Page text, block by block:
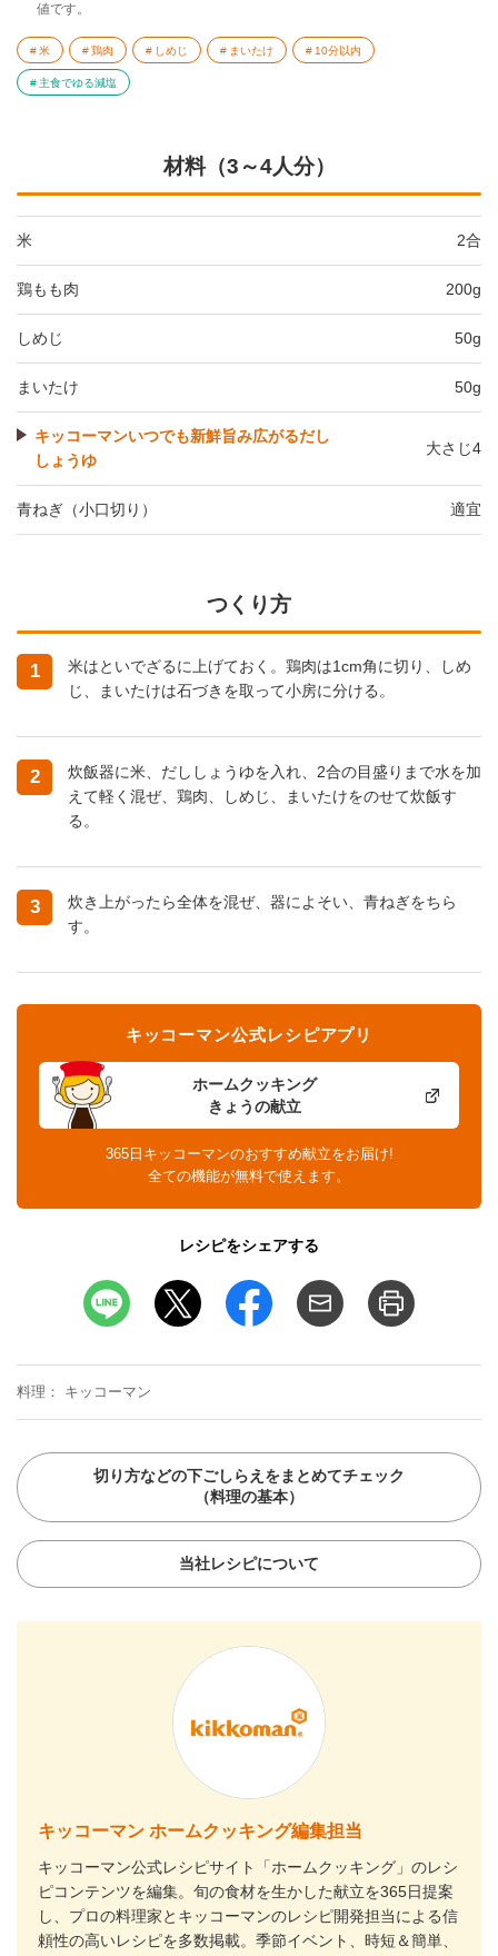
値です。
米 鶏肉 しめじ まいたけ 10分以内
主食でゆる減塩
材料（3～4人分）
米 2合
鶏もも肉 200g
しめじ 50g
まいたけ 50g
キッコーマンいつでも新鮮旨み広がるだし
しょうゆ
大さじ4
青ねぎ（小口切り） 適宜
つくり方
1
米はといでざるに上げておく。鶏肉は1cm角に切り、しめ
じ、まいたけは石づきを取って小房に分ける。
2
炊飯器に米、だししょうゆを入れ、2合の目盛りまで水を加
えて軽く混ぜ、鶏肉、しめじ、まいたけをのせて炊飯す
る。
3
炊き上がったら全体を混ぜ、器によそい、青ねぎをちら
す。
ホームクッキング
きょうの献立
キッコーマン公式レシピアプリ
365日キッコーマンのおすすめ献立をお届け!
全ての機能が無料で使えます。
レシピをシェアする
料理 キッコーマン
切り方などの下ごしらえをまとめてチェック
（料理の基本）
当社レシピについて
キッコーマン ホームクッキング編集担当
キッコーマン公式レシピサイト「ホームクッキング」のレシ
ピコンテンツを編集。旬の食材を生かした献立を365日提案
し、プロの料理家とキッコーマンのレシピ開発担当による信
頼性の高いレシピを多数掲載。季節イベント、時短＆簡単、